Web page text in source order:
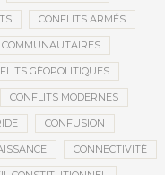
CONFLITS ARMÉS
COMMUNAUTAIRES
GÉOPOLITIQUES
CONFLITS MODERNES
CONFUSION
CONNECTIVITÉ